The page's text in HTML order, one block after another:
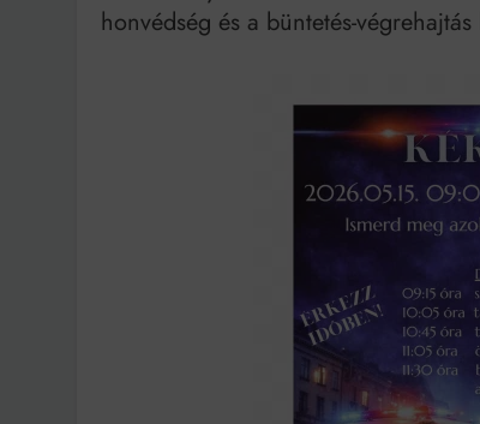
honvédség és a büntetés-